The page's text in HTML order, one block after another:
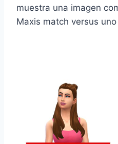
muestra una imagen
Maxis match versus